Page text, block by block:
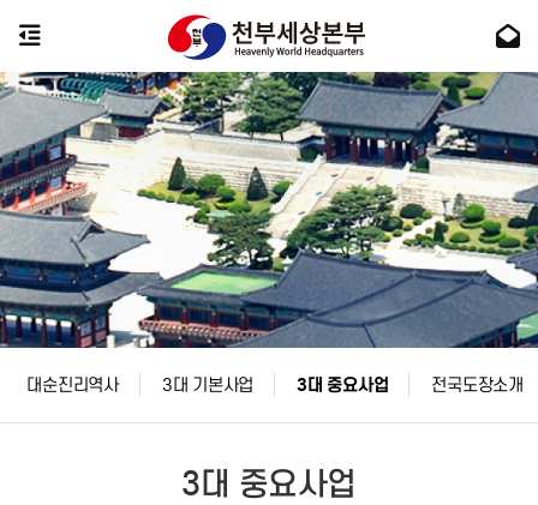
대순진리역사 3대 기본사업 3대 중요사업 전국도장소개
3대 중요사업